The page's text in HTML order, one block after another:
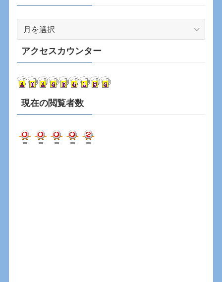
カ
イ
アクセスカウンター
現在の閲覧者数